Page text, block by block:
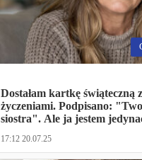
Dostałam kartkę świąteczną z
życzeniami. Podpisano:
siostra". Ale ja jestem
17:12 20.07.25